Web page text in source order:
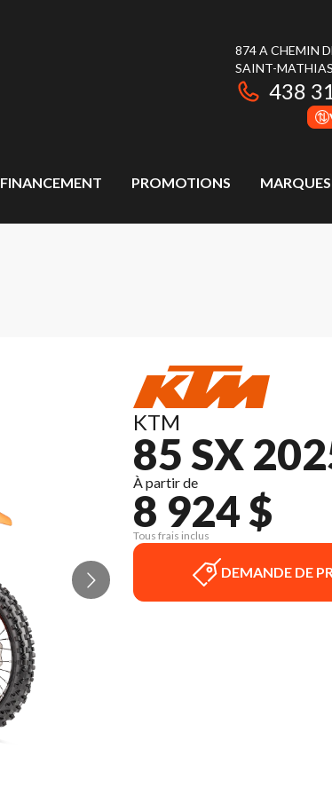
874 A CHEMIN
SAINT-
438
FINANCEMENT PROMOTIONS MARQUES
KTM
85 SX
À partir de
8 924 $
Tous frais inclus
DEMANDE DE